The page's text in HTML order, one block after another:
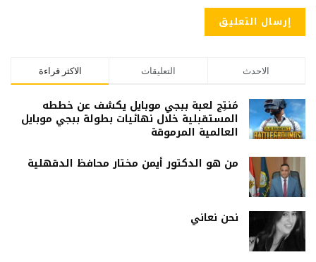
الاكثر قراءة التعليقات الاحدث
مُنتِج لعبة ببجي موبايل يكشف عن خططه
المستقبلية خلال نهائيات بطولة ببجي موبايل
العالمية المرموقة
من هو الدكتور أيمن مختار محافظ الدقهلية
نحن نعاني